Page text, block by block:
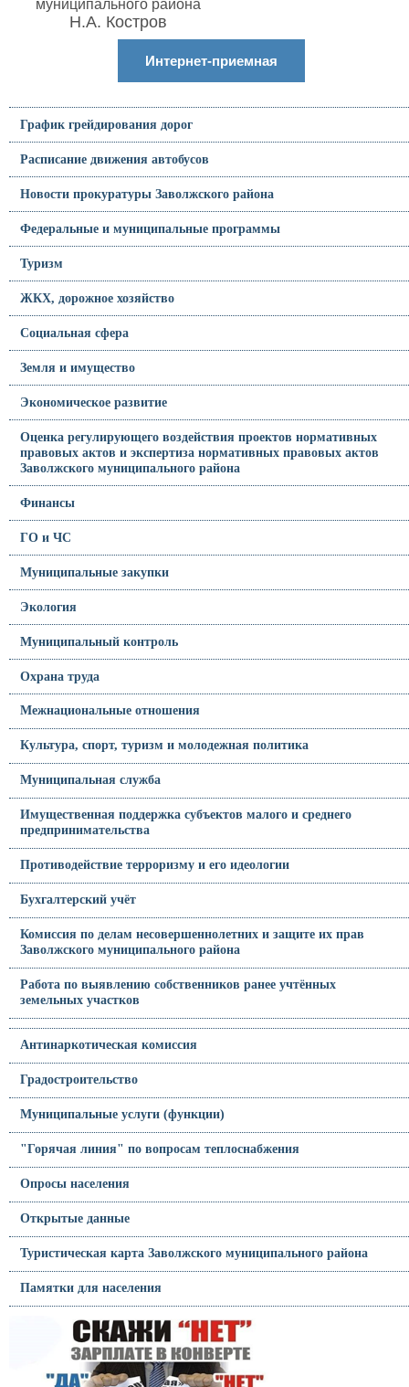
муниципального района
Н.А. Костров
Интернет-приемная
График грейдирования дорог
Расписание движения автобусов
Новости прокуратуры Заволжского района
Федеральные и муниципальные программы
Туризм
ЖКХ, дорожное хозяйство
Социальная сфера
Земля и имущество
Экономическое развитие
Оценка регулирующего воздействия проектов нормативных
правовых актов и экспертиза нормативных правовых актов
Заволжского муниципального района
Финансы
ГО и ЧС
Муниципальные закупки
Экология
Муниципальный контроль
Охрана труда
Межнациональные отношения
Культура, спорт, туризм и молодежная политика
Муниципальная служба
Имущественная поддержка субъектов малого и среднего
предпринимательства
Противодействие терроризму и его идеологии
Бухгалтерский учёт
Комиссия по делам несовершеннолетних и защите их прав
Заволжского муниципального района
Работа по выявлению собственников ранее учтённых
земельных участков
Антинаркотическая комиссия
Градостроительство
Муниципальные услуги (функции)
"Горячая линия" по вопросам теплоснабжения
Опросы населения
Открытые данные
Туристическая карта Заволжского муниципального района
Памятки для населения